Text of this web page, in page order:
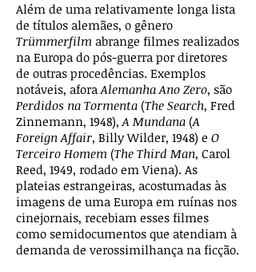
Além de uma relativamente longa lista
de títulos alemães, o gênero
Trümmerfilm abrange filmes realizados
na Europa do pós-guerra por diretores
de outras procedências. Exemplos
notáveis, aforaAlemanha Ano Zero, são
Perdidos na Tormenta (The Search, Fred
Zinnemann, 1948),A Mundana (A
Foreign Affair, Billy Wilder, 1948) e O
Terceiro Homem (The Third Man, Carol
Reed, 1949, rodado em Viena). As
plateias estrangeiras, acostumadas às
imagens de uma Europa em ruínas nos
cinejornais, recebiam esses filmes
como semidocumentos que atendiam à
demanda de verossimilhança na ficção.